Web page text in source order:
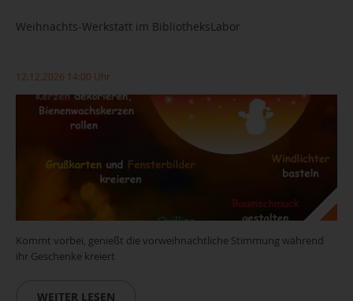
Weihnachts-Werkstatt im BibliotheksLabor
12.12.2026 14:00 Uhr
Kommt vorbei, genießt die vorweihnachtliche Stimmung während
ihr Geschenke kreiert
WEITER LESEN